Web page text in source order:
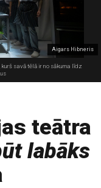
Aigars Hibneris
savā tēlā ir no sākuma līdz
teātra
labāks